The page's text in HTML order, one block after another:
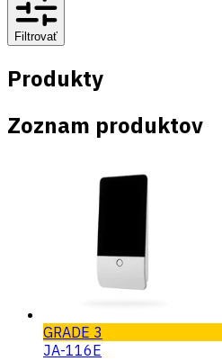
Filtrovať
Produkty
Zoznam produktov
GRADE 3
JA-116E